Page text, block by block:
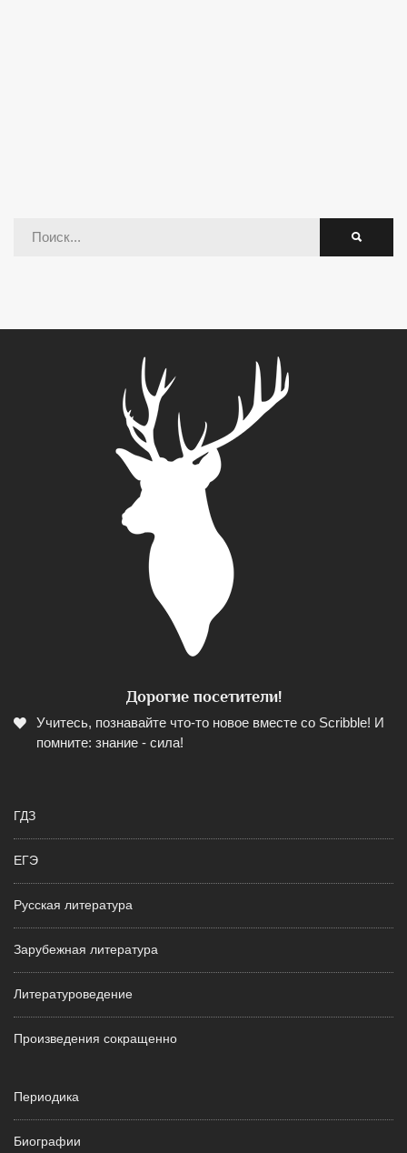
Дорогие посетители!
Учитесь, познавайте что-то новое вместе со Scribble! И
помните: знание - сила!
ГДЗ
ЕГЭ
Русская литература
Зарубежная литература
Литературоведение
Произведения сокращенно
Периодика
Биографии